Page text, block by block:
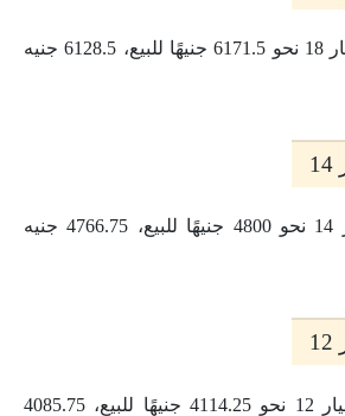
سجل سعر الذهب عيار 18 نحو 6171.5 جنيهًا للبيع، 6128.5 جنيه
بلغ سعر الذهب عيار 14 نحو 4800 جنيهًا للبيع، 4766.75 جنيه
سجل سعر الذهب عيار 12 نحو 4114.25 جنيهًا للبيع، 4085.75